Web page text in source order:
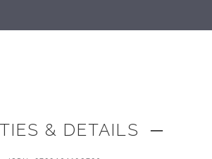
& DETAILS ─